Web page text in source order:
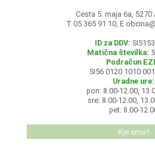
Cesta 5. maja 6a, 5270
T 05 365 91 10, E
ID za DDV:
Matična številka:
Podračun
SI56 0120 1010
Uradne ure:
pon: 8.00-12.00,
sre: 8.00-12.00,
pet: 8.00-
Kje smo?